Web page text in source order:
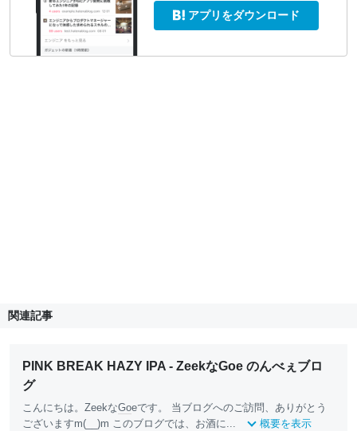
アプリをダウンロード
関連記事
PINK BREAK HAZY IPA - ZeekなGoe のんべぇブロ
グ
こんにちは。ZeekなGoeです。 当ブログへのご訪問、ありがとう
ございますm(__)m このブログでは、お酒に...
概要を表示